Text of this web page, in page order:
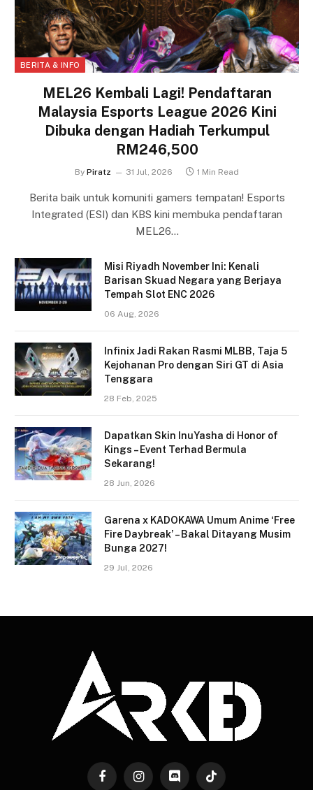
BERITA & INFO
MEL26 Kembali Lagi! Pendaftaran
Malaysia Esports League 2026 Kini
Dibuka dengan Hadiah Terkumpul
RM246,500
By Piratz 31 Jul, 2026 1 Min Read
Berita baik untuk komuniti gamers tempatan! Esports
Integrated (ESI) dan KBS kini membuka pendaftaran
MEL26…
Misi Riyadh November Ini: Kenali
Barisan Skuad Negara yang Berjaya
Tempah Slot ENC 2026
06 Aug, 2026
Infinix Jadi Rakan Rasmi MLBB, Taja 5
Kejohanan Pro dengan Siri GT di Asia
Tenggara
28 Feb, 2025
Dapatkan Skin InuYasha di Honor of
Kings – Event Terhad Bermula
Sekarang!
28 Jun, 2026
Garena x KADOKAWA Umum Anime ‘Free
Fire Daybreak’ – Bakal Ditayang Musim
Bunga 2027!
29 Jul, 2026
FacebookInstagramDiscord TikTok